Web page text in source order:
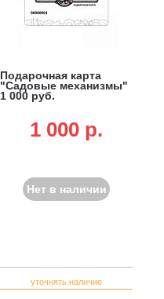
Подарочная карта
"Садовые механизмы"
1 000 руб.
1 000 p.
Нет в наличии
уточнять наличие